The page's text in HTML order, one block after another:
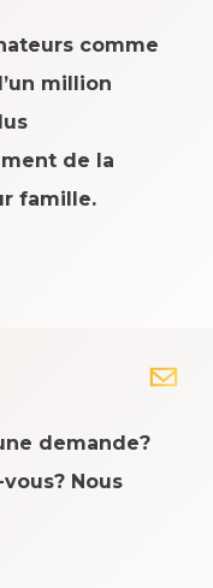
comme
million
de la
famille.
demande?
Nous